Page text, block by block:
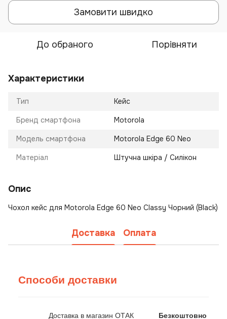
Замовити швидко
До обраного Порівняти
Характеристики
Тип Кейс
Бренд смартфона Motorola
Модель смартфона Motorola Edge 60 Neo
Матеріал Штучна шкіра / Силікон
Опис
Чохол кейс для Motorola Edge 60 Neo Classy Чорний (Black)
Доставка Оплата
Способи доставки
Доставка в магазин ОТАК Безкоштовно